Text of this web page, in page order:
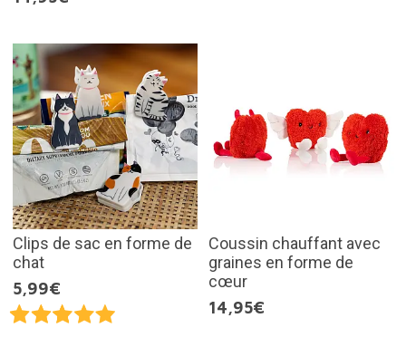
Clips de sac en forme de
chat
5,99€
Coussin chauffant avec
graines en forme de
cœur
14,95€